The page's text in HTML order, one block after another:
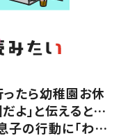
ったら幼稚園お休
だよ」と伝えると…
の行動に「わか